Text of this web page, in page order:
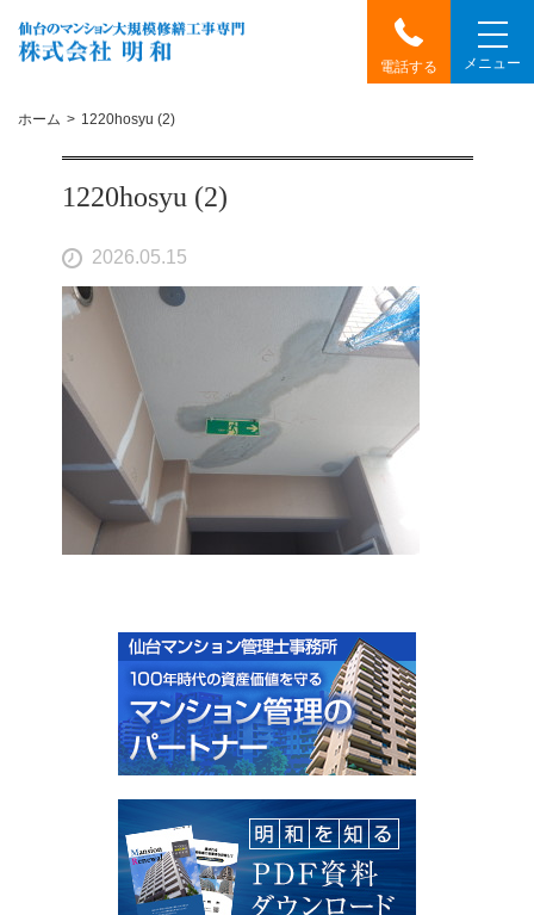
電話する メニュー
ホーム 1220hosyu (2)
1220hosyu (2)
2026.05.15